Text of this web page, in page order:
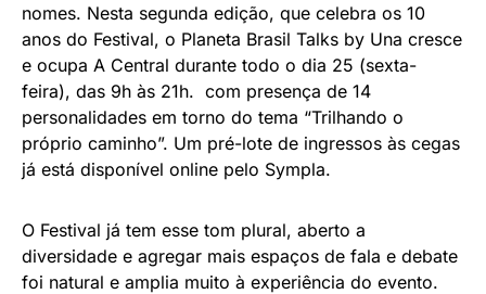
nomes. Nesta segunda edição, que celebra os 10
anos do Festival, o Planeta Brasil Talks by Una cresce
e ocupa A Central durante todo o dia 25 (sexta-
feira), das 9h às 21h. com presença de 14
personalidades em torno do tema “Trilhando o
próprio caminho”. Um pré-lote de ingressos às cegas
já está disponível online pelo Sympla.
O Festival já tem esse tom plural, aberto a
diversidade e agregar mais espaços de fala e debate
foi natural e amplia muito à experiência do evento.